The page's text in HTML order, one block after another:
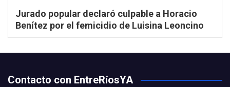
Jurado popular declaró culpable a Horacio
Benítez por el femicidio de Luisina Leoncino
Contacto con EntreRíosYA